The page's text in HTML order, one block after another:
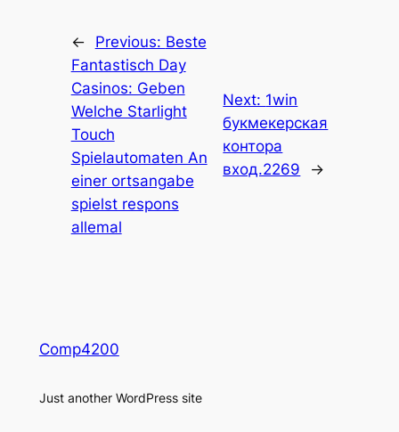
← Previous: Beste
Fantastisch Day
Casinos: Geben
Welche Starlight
Touch
Spielautomaten An
einer ortsangabe
spielst respons
allemal
Next: 1win
букмекерская
контора
вход.2269
→
Comp4200
Just another WordPress site